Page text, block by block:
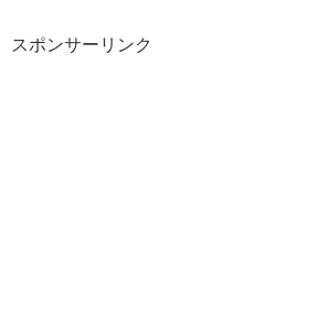
スポンサーリンク